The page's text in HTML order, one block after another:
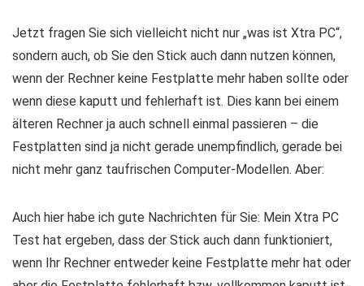
Jetzt fragen Sie sich vielleicht nicht nur „was ist Xtra PC“,
sondern auch, ob Sie den Stick auch dann nutzen können,
wenn der Rechner keine Festplatte mehr haben sollte oder
wenn diese kaputt und fehlerhaft ist. Dies kann bei einem
älteren Rechner ja auch schnell einmal passieren – die
Festplatten sind ja nicht gerade unempfindlich, gerade bei
nicht mehr ganz taufrischen Computer-Modellen. Aber:
Auch hier habe ich gute Nachrichten für Sie: Mein Xtra PC
Test hat ergeben, dass der Stick auch dann funktioniert,
wenn Ihr Rechner entweder keine Festplatte mehr hat oder